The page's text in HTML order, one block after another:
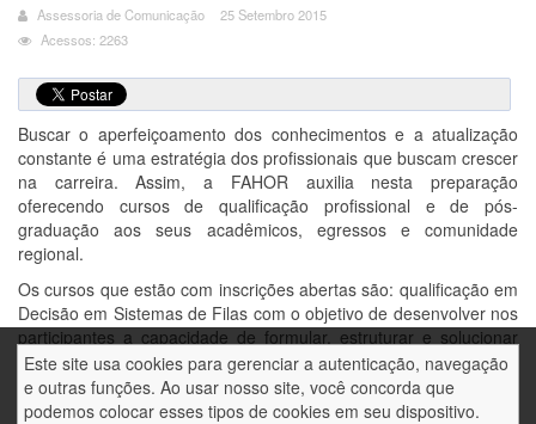
Este site usa cookies para gerenciar a autenticação, navegação
e outras funções. Ao usar nosso site, você concorda que
podemos colocar esses tipos de cookies em seu dispositivo.
Assessoria de Comunicação
25 Setembro 2015
Acessos: 2263
Buscar o aperfeiçoamento dos conhecimentos e a atualização
constante é uma estratégia dos profissionais que buscam crescer
na carreira. Assim, a FAHOR auxilia nesta preparação
oferecendo cursos de qualificação profissional e de pós-
graduação aos seus acadêmicos, egressos e comunidade
regional.
Os cursos que estão com inscrições abertas são: qualificação em
Decisão em Sistemas de Filas com o objetivo de desenvolver nos
participantes a capacidade de formular, estruturar e solucionar
modelos matemáticos como instrumentos auxiliares no processo
de tomada de decisão relacionado ao planejamento adequado
das filas e analisar sua viabilidade econômica. As aulas serão nos